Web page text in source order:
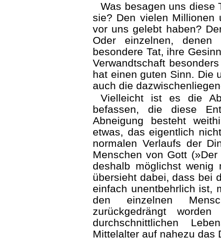
Was besagen uns diese
sie? Den vielen Millionen
vor uns gelebt haben?
Oder einzelnen,
besondere Tat, ihre
Verwandtschaft
hat einen guten Sinn. Die
auch die
Vielleicht ist es die
befassen, die diese
Abneigung besteht
etwas, das eigentlich
normalen Verlaufs der
Menschen von Gott
deshalb möglichst
übersieht dabei, dass bei
einfach unentbehrlich ist,
den einzelnen
zurückgedrängt
durchschnittlichen
Mittelalter auf nahezu das